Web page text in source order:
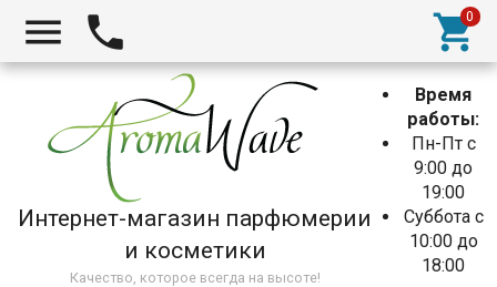
Интернет-магазин парфюмерии
и косметики
Качество, которое всегда на высоте!
Время
работы:
Пн-Пт с
9:00 до
19:00
Суббота с
10:00 до
18:00